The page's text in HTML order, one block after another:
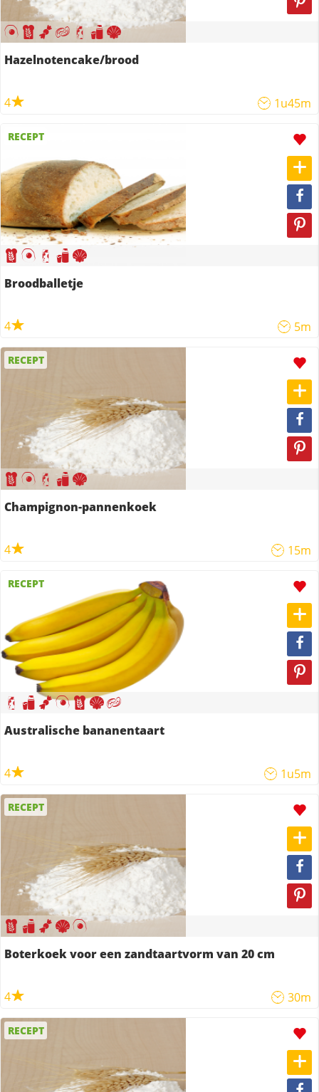
Hazelnotencake/brood
4 1u45m
RECEPT
Broodballetje
4 5m
RECEPT
Champignon-pannenkoek
4 15m
RECEPT
Australische bananentaart
4 1u5m
RECEPT
Boterkoek voor een zandtaartvorm van 20 cm
4 30m
RECEPT